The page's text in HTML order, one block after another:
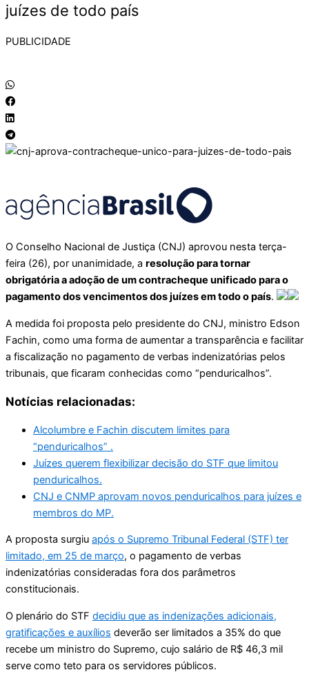
juízes de todo país
PUBLICIDADE
O Conselho Nacional de Justiça (CNJ) aprovou nesta terça-
feira (26), por unanimidade, a resolução para tornar
obrigatória a adoção de um contracheque unificado para o
pagamento dos vencimentos dos juízes em todo o país.
A medida foi proposta pelo presidente do CNJ, ministro Edson
Fachin, como uma forma de aumentar a transparência e facilitar
a fiscalização no pagamento de verbas indenizatórias pelos
tribunais, que ficaram conhecidas como “penduricalhos”.
Notícias relacionadas:
Alcolumbre e Fachin discutem limites para
“penduricalhos” .
Juízes querem flexibilizar decisão do STF que limitou
penduricalhos.
CNJ e CNMP aprovam novos penduricalhos para juízes e
membros do MP.
A proposta surgiu após o Supremo Tribunal Federal (STF) ter
limitado, em 25 de março, o pagamento de verbas
indenizatórias consideradas fora dos parâmetros
constitucionais.
O plenário do STF decidiu que as indenizações adicionais,
gratificações e auxílios deverão ser limitados a 35% do que
recebe um ministro do Supremo, cujo salário de R$ 46,3 mil
serve como teto para os servidores públicos.